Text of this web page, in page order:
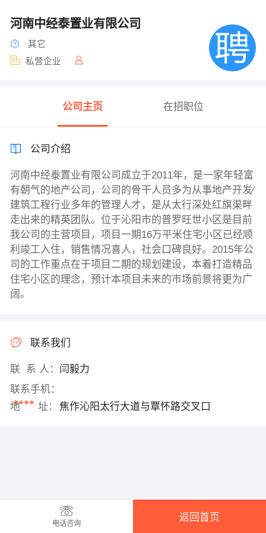
河南中经泰置业有限公司
其它
私营企业
公司主页 在招职位
公司介绍
河南中经泰置业有限公司成立于2011年，是一家年轻富
有朝气的地产公司，公司的骨干人员多为从事地产开发∕
建筑工程行业多年的管理人才，是从太行深处红旗渠畔
走出来的精英团队。位于沁阳市的普罗旺世小区是目前
我公司的主营项目，项目一期16万平米住宅小区已经顺
利竣工入住，销售情况喜人，社会口碑良好。2015年公
司的工作重点在于项目二期的规划建设，本着打造精品
住宅小区的理念，预计本项目未来的市场前景将更为广
阔。
联系我们
联 系 人： 闫毅力
联系手机：
****
地 址： 焦作沁阳太行大道与覃怀路交叉口
电话咨询
返回首页